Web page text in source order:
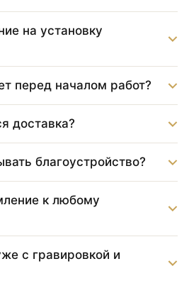
на установку
перед началом работ?
доставка?
благоустройство?
к любому
с гравировкой и